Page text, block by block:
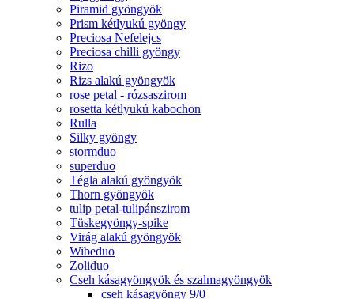
Piramid gyöngyök
Prism kétlyukú gyöngy
Preciosa Nefelejcs
Preciosa chilli gyöngy
Rizo
Rizs alakú gyöngyök
rose petal - rózsaszirom
rosetta kétlyukú kabochon
Rulla
Silky gyöngy
stormduo
superduo
Tégla alakú gyöngyök
Thorn gyöngyök
tulip petal-tulipánszirom
Tüskegyöngy-spike
Virág alakú gyöngyök
Wibeduo
Zoliduo
Cseh kásagyöngyök és szalmagyöngyök
cseh kásagyöngy 9/0